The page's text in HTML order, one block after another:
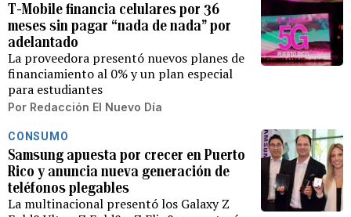
T-Mobile financia celulares por 36
meses sin pagar “nada de nada” por
adelantado
La proveedora presentó nuevos planes de
financiamiento al 0% y un plan especial
para estudiantes
Por Redacción El Nuevo Día
CONSUMO
Samsung apuesta por crecer en Puerto
Rico y anuncia nueva generación de
teléfonos plegables
La multinacional presentó los Galaxy Z